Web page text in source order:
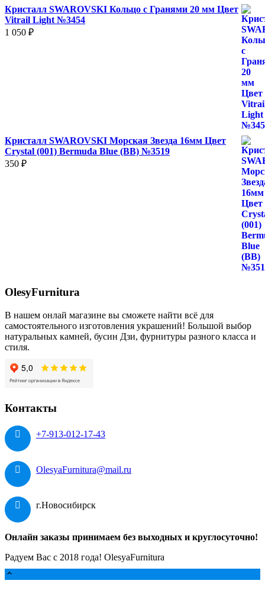
Кристалл SWAROVSKI Кольцо с Гранями 20 мм Цвет
Vitrail Light №3454
1 050 ₽
Кристалл SWAROVSKI Морская Звезда 16мм Цвет
Crystal (001) Bermuda Blue (BB) №3519
350 ₽
OlesyFurnitura
В нашем онлай магазине вы сможете найти всё для
самостоятельного изготовления украшений! Большой выбор
натуральных камней, бусин Дзи, фурнитуры разного класса и
стиля.
Контакты
+7-913-012-17-43
OlesyaFurnitura@mail.ru
г.Новосибирск
Онлайн заказы принимаем без выходных и круглосуточно!
Радуем Вас с 2018 года! OlesyaFurnitura